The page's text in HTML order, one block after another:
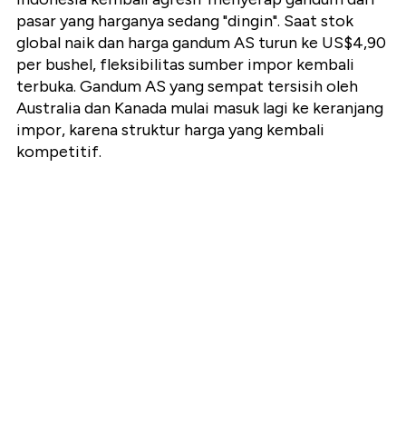
pasar yang harganya sedang "dingin". Saat stok
global naik dan harga gandum AS turun ke US$4,90
per bushel, fleksibilitas sumber impor kembali
terbuka. Gandum AS yang sempat tersisih oleh
Australia dan Kanada mulai masuk lagi ke keranjang
impor, karena struktur harga yang kembali
kompetitif.